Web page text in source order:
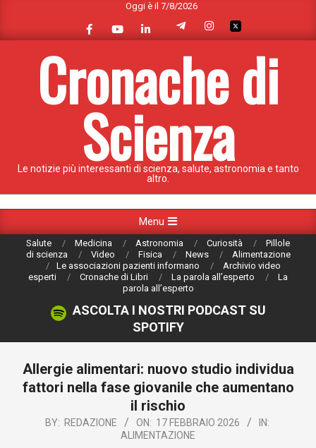
content
Oggi è il 7/8/2026
Cronache di
Scienza
Le notizie più interessanti di scienza, salute, astronomia e tanto
altro.
Navigation
Menu
Salute Medicina Astronomia Curiosità
Pillole
di scienza
Video Fisica News
Alimentazione
Le associazioni pazienti informano
Archivio video
esperti
Cronache di Libri La parola all’esperto
La
parola all’esperto
ASCOLTA I NOSTRI PODCAST SU
SPOTIFY
Allergie alimentari: nuovo studio individua
fattori nella fase giovanile che aumentano
il rischio
BY: REDAZIONE ON: 17 FEBBRAIO 2026
IN:
ALIMENTAZIONE